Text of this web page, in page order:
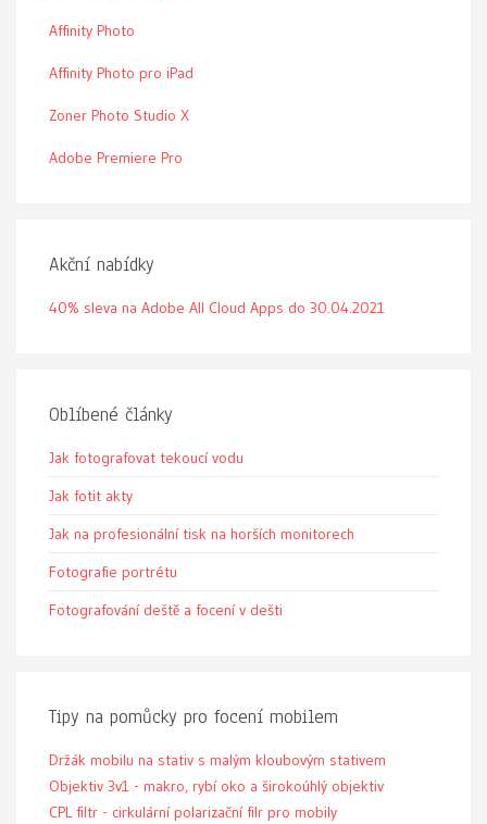
Affinity Photo
Affinity Photo pro iPad
Zoner Photo Studio X
Adobe Premiere Pro
Akční nabídky
40% sleva na Adobe All Cloud Apps do 30.04.2021
Oblíbené články
Jak fotografovat tekoucí vodu
Jak fotit akty
Jak na profesionální tisk na horších monitorech
Fotografie portrétu
Fotografování deště a focení v dešti
Tipy na pomůcky pro focení mobilem
Držák mobilu na stativ s malým kloubovým stativem
Objektiv 3v1 - makro, rybí oko a širokoúhlý objektiv
CPL filtr - cirkulární polarizační filr pro mobily